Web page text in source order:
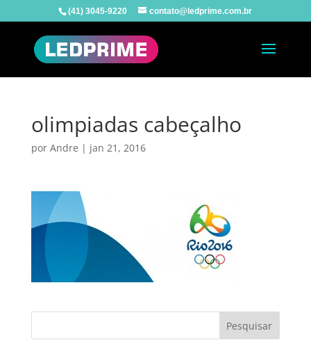
(41) 3045-9220 contato@ledprime.com.br
olimpiadas cabeçalho
por Andre | jan 21, 2016